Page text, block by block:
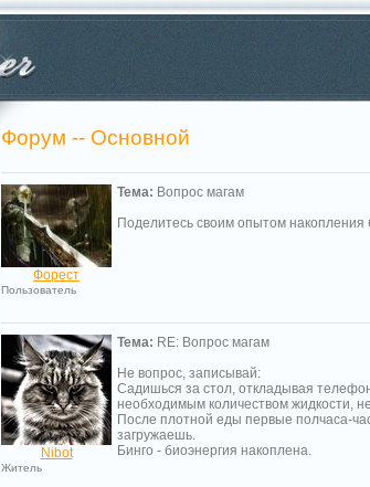
Форум -- Основной
Форест
Пользователь
Тема: Вопрос магам
Поделитесь своим опытом накопления
Nibot
Житель
Тема: RE: Вопрос магам
Не вопрос, записывай:
Садишься за стол, откладывая
необходимым количеством жидкости,
После плотной еды первые полчаса-
загружаешь.
Бинго - биоэнергия накоплена.